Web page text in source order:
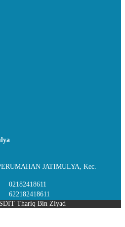
JATIMULYA, Kec.
02182418611
622182418611
Thariq Bin Ziyad